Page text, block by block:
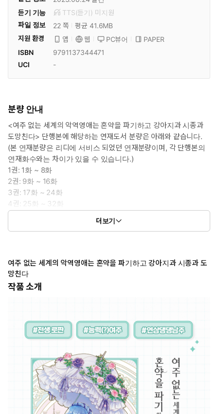
듣기 기능
TTS(듣기) 미 지원
파일 정보
22 쪽
평균 41.6MB
지원 환경
앱 웹 PC뷰어
PAPER
ISBN
9791137344471
UCI
-
분량 안내
<여주 없는 세계의 악역영애는 혼약을 파기하고 강아지과 시종과
도망친다> 단행본에 해당하는 연재도서 분량은 아래와 같습니다.
(본 연재분량은 리디에 서비스 되었던 연재분량이며, 각 단행본의
연재화수와는 차이가 있을 수 있습니다.)
1권: 1화 ~ 8화
2권: 9화 ~ 16화
3권: 17화 ~ 24화
4권: 25화 ~ 32화
5권: 33화 ~ 40화
더보기
여주 없는 세계의 악역영애는 혼약을 파기하고 강아지과 시종과 도
망친다
작품 소개